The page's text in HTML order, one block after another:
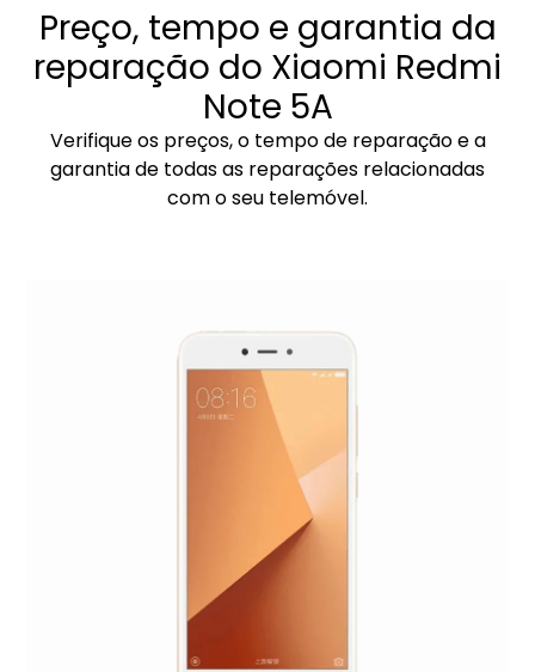
Preço, tempo e garantia da
reparação do Xiaomi Redmi
Note 5A
Verifique os preços, o tempo de reparação e a
garantia de todas as reparações relacionadas
com o seu telemóvel.